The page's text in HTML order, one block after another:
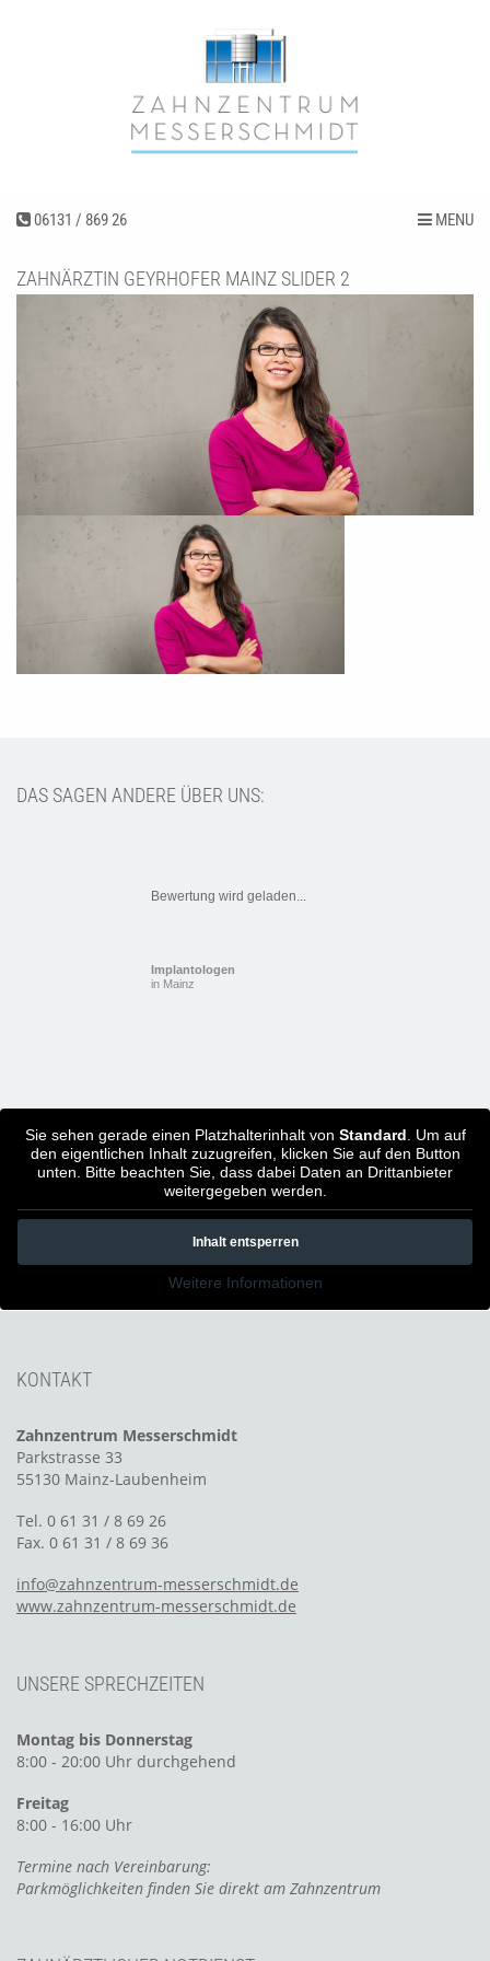
06131 / 869 26 MENU
ZAHNÄRZTIN GEYRHOFER MAINZ SLIDER 2
DAS SAGEN ANDERE ÜBER UNS:
Bewertung wird geladen...
Implantologen
in Mainz
Sie sehen gerade einen Platzhalterinhalt von Standard . Um auf
den eigentlichen Inhalt zuzugreifen, klicken Sie auf den Button
unten. Bitte beachten Sie, dass dabei Daten an Drittanbieter
weitergegeben werden.
Inhalt entsperren
Weitere Informationen
KONTAKT
Zahnzentrum Messerschmidt
Parkstrasse 33
55130 Mainz-Laubenheim
Tel. 0 61 31 / 8 69 26
Fax. 0 61 31 / 8 69 36
info@zahnzentrum-messerschmidt.de
www.zahnzentrum-messerschmidt.de
UNSERE SPRECHZEITEN
Montag bis Donnerstag
8:00 - 20:00 Uhr durchgehend
Freitag
8:00 - 16:00 Uhr
Termine nach Vereinbarung:
Parkmöglichkeiten finden Sie direkt am Zahnzentrum